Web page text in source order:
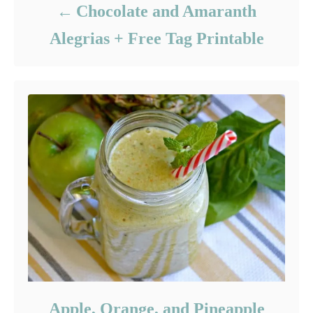
Chocolate and Amaranth
Alegrias + Free Tag Printable
Apple, Orange, and Pineapple